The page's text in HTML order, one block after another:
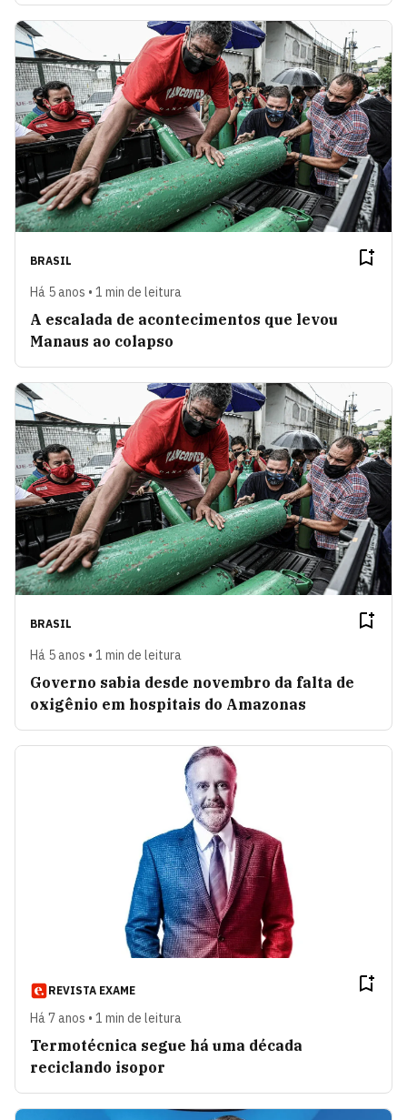
BRASIL
Há 5 anos • 1 min de leitura
A escalada de acontecimentos que levou
Manaus ao colapso
BRASIL
Há 5 anos • 1 min de leitura
Governo sabia desde novembro da falta de
oxigênio em hospitais do Amazonas
REVISTA EXAME
Há 7 anos • 1 min de leitura
Termotécnica segue há uma década
reciclando isopor